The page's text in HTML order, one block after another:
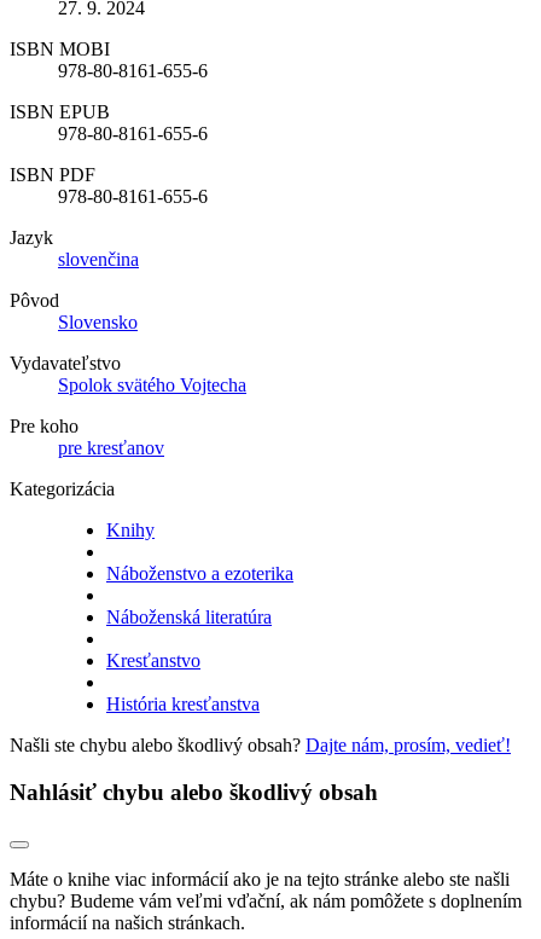
27. 9. 2024
ISBN MOBI
978-80-8161-655-6
ISBN EPUB
978-80-8161-655-6
ISBN PDF
978-80-8161-655-6
Jazyk
slovenčina
Pôvod
Slovensko
Vydavateľstvo
Spolok svätého Vojtecha
Pre koho
pre kresťanov
Kategorizácia
Knihy
Náboženstvo a ezoterika
Náboženská literatúra
Kresťanstvo
História kresťanstva
Našli ste chybu alebo škodlivý obsah? Dajte nám, prosím, vedieť!
Nahlásiť chybu alebo škodlivý obsah
Máte o knihe viac informácií ako je na tejto stránke alebo ste našli
chybu? Budeme vám veľmi vďační, ak nám pomôžete s doplnením
informácií na našich stránkach.